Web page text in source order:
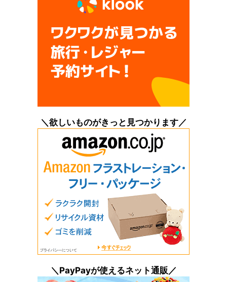
＼欲しいものがきっと見つかります／
＼PayPayが使えるネット通販／